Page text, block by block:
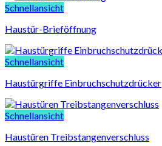
Schnellansicht
Haustür-Brieföffnung
Schnellansicht
Haustürgriffe Einbruchschutzdrücker
Schnellansicht
Haustüren Treibstangenverschluss